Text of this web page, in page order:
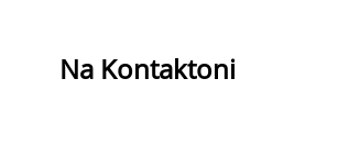
Na Kontaktoni